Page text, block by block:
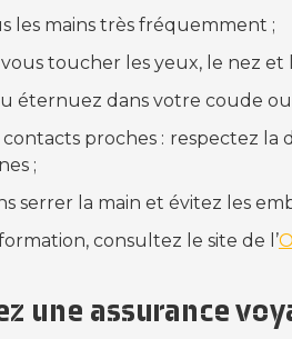
les mains très fréquemment ;
toucher les yeux, le nez et
éternuez dans votre coude
proches : respectez la
;
serrer la main et évitez les
consultez le site de l’
une assurance